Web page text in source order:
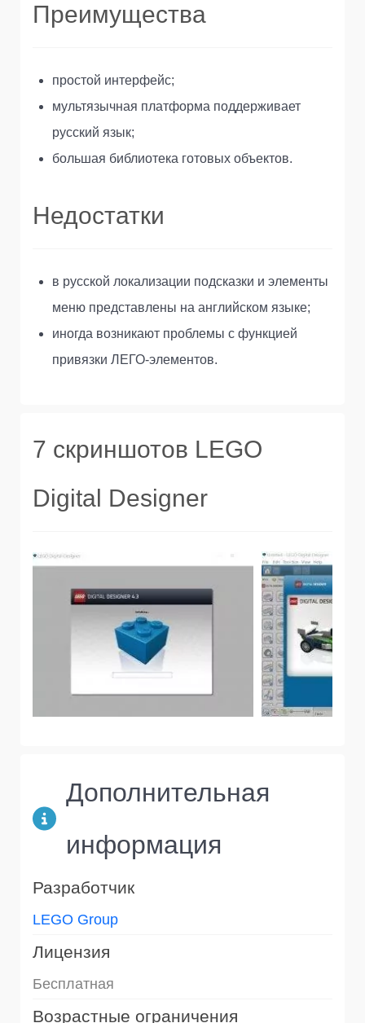
Преимущества
простой интерфейс;
мультязычная платформа поддерживает
русский язык;
большая библиотека готовых объектов.
Недостатки
в русской локализации подсказки и элементы
меню представлены на английском языке;
иногда возникают проблемы с функцией
привязки ЛЕГО-элементов.
7 скриншотов LEGO
Digital Designer
Дополнительная
информация
Разработчик
LEGO Group
Лицензия
Бесплатная
Возрастные ограничения